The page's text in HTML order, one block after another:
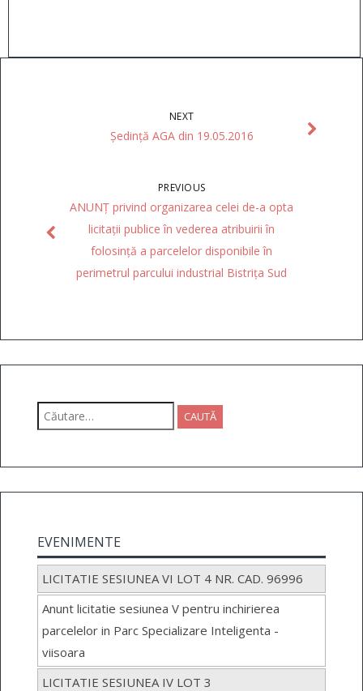
NEXT
Ședință AGA din 19.05.2016
PREVIOUS
ANUNȚ privind organizarea celei de-a opta
licitații publice în vederea atribuirii în
folosință a parcelelor disponibile în
perimetrul parcului industrial Bistrița Sud
Caută
după:
EVENIMENTE
LICITATIE SESIUNEA VI LOT 4 NR. CAD. 96996
Anunt licitatie sesiunea V pentru inchirierea
parcelelor in Parc Specializare Inteligenta -
viisoara
LICITATIE SESIUNEA IV LOT 3